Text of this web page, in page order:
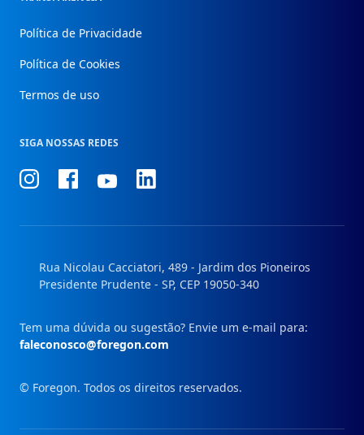
Política de Privacidade
Política de Cookies
Termos de uso
SIGA NOSSAS REDES
ConheçaConheçaConheçaConheça
Rua Nicolau Cacciatori, 489 - Jardim dos Pioneiros
Presidente Prudente - SP, CEP 19050-340
Tem uma dúvida ou sugestão? Envie um e-mail para:
faleconosco@foregon.com
© Foregon. Todos os direitos reservados.